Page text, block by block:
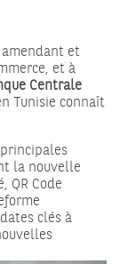
et
et à
Centrale
Tunisie connaît
la nouvelle
QR Code
clés à